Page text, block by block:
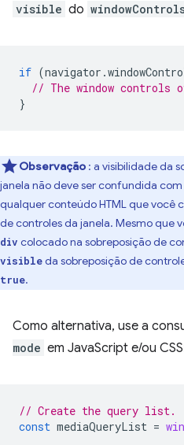
visible do
if (navigator .
// The window
}
Observação : a visibilidade da
janela não deve ser confundida
qualquer conteúdo HTML que você
de controles da janela. Mesmo que
div colocado na sobreposição de
visibleda sobreposição de
true.
Como alternativa, use a
mode em JavaScript e/ou
// Create the query list.
const mediaQueryList =